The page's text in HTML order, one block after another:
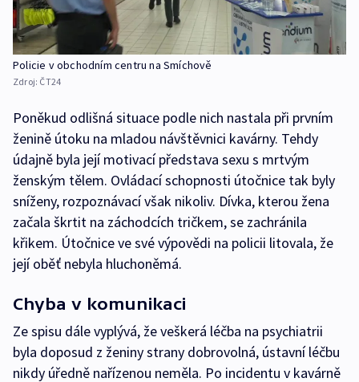
Policie v obchodním centru na Smíchově
Zdroj: ČT24
Poněkud odlišná situace podle nich nastala při prvním
ženině útoku na mladou návštěvnici kavárny. Tehdy
údajně byla její motivací představa sexu s mrtvým
ženským tělem. Ovládací schopnosti útočnice tak byly
sníženy, rozpoznávací však nikoliv. Dívka, kterou žena
začala škrtit na záchodcích tričkem, se zachránila
křikem. Útočnice ve své výpovědi na policii litovala, že
její oběť nebyla hluchoněmá.
Chyba v komunikaci
Ze spisu dále vyplývá, že veškerá léčba na psychiatrii
byla doposud z ženiny strany dobrovolná, ústavní léčbu
nikdy úředně nařízenou neměla. Po incidentu v kavárně